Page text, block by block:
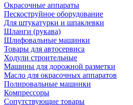
Окрасочные аппараты
Пескоструйное оборудование
Для штукатурки и шпаклевки
Шланги (рукава)
Шлифовальные машинки
Товары для автосервиса
Ходули строительные
Машины для дорожной разметки
Масло для окрасочных аппаратов
Полировальные машинки
Компрессоры
Сопутствующие товары